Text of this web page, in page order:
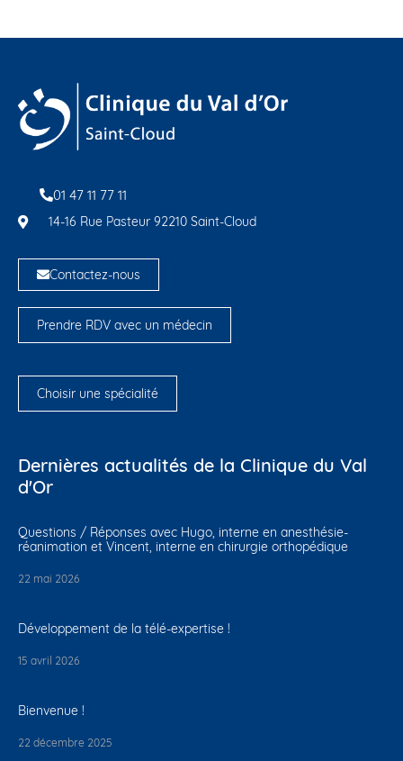
01 47 11 77 11
14-16 Rue Pasteur 92210 Saint-Cloud
Contactez-nous
Prendre RDV avec un médecin
Choisir une spécialité
Dernières actualités de la Clinique du Val
d'Or
Questions / Réponses avec Hugo, interne en anesthésie-
réanimation et Vincent, interne en chirurgie orthopédique
22 mai 2026
Développement de la télé-expertise !
15 avril 2026
Bienvenue !
22 décembre 2025